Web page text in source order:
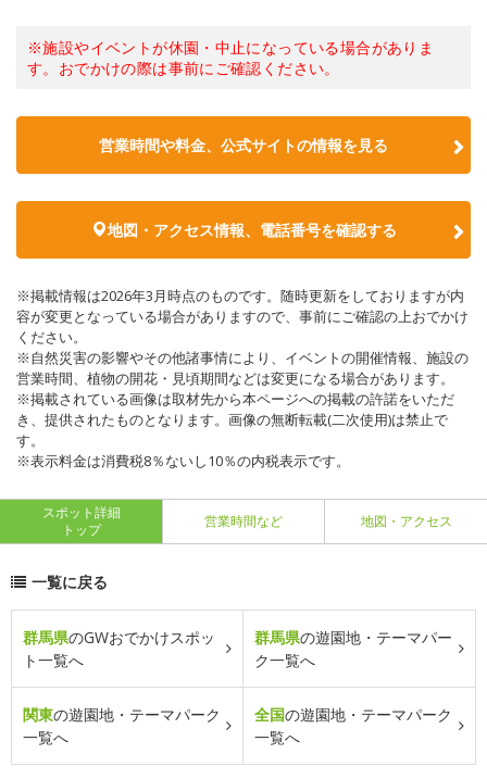
※施設やイベントが休園・中止になっている場合がありま
す。おでかけの際は事前にご確認ください。
営業時間や料金、公式サイトの情報を見る
地図・アクセス情報、電話番号を確認する
※掲載情報は2026年3月時点のものです。随時更新をしておりますが内
容が変更となっている場合がありますので、事前にご確認の上おでかけ
ください。
※自然災害の影響やその他諸事情により、イベントの開催情報、施設の
営業時間、植物の開花・見頃期間などは変更になる場合があります。
※掲載されている画像は取材先から本ページへの掲載の許諾をいただ
き、提供されたものとなります。画像の無断転載(二次使用)は禁止で
す。
※表示料金は消費税8％ないし10％の内税表示です。
スポット詳細
トップ
営業時間など 地図・アクセス
一覧に戻る
群馬県のGWおでかけスポッ
ト一覧へ
群馬県の遊園地・テーマパー
ク一覧へ
関東の遊園地・テーマパーク
一覧へ
全国の遊園地・テーマパーク
一覧へ